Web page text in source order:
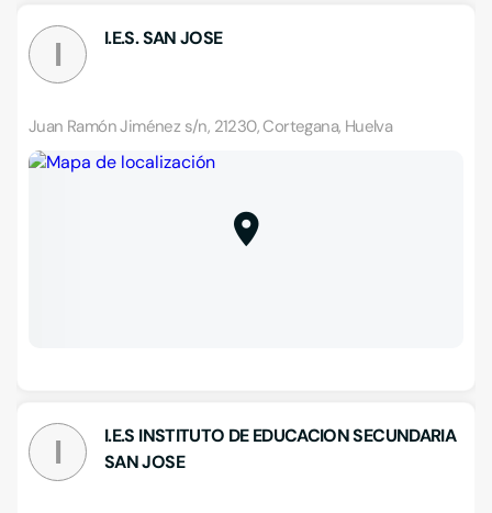
I I.E.S. SAN JOSE
Juan Ramón Jiménez s/n, 21230, Cortegana, Huelva
I
I.E.S INSTITUTO DE EDUCACION SECUNDARIA
SAN JOSE